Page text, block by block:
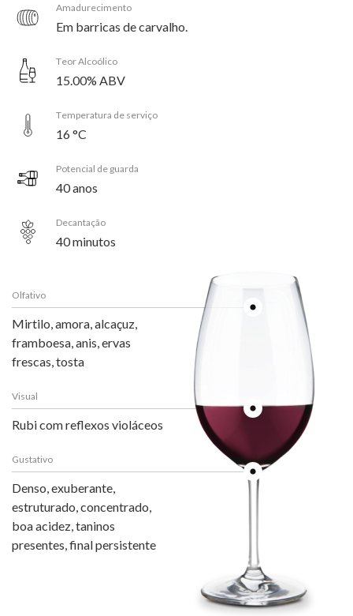
Amadurecimento
Em barricas de carvalho.
Teor Alcoólico
15.00% ABV
Temperatura de serviço
16 °C
Potencial de guarda
40 anos
Decantação
40 minutos
Olfativo
Mirtilo, amora, alcaçuz,
framboesa, anis, ervas
frescas, tosta
Visual
Rubi com reflexos violáceos
Gustativo
Denso, exuberante,
estruturado, concentrado,
boa acidez, taninos
presentes, final persistente